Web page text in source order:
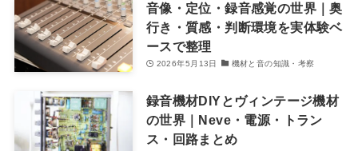
音像・定位・録音感覚の世界｜奥
行き・質感・判断環境を実体験ベ
ースで整理
2026年5月13日 機材と音の知識・考察
録音機材DIYとヴィンテージ機材
の世界｜Neve・電源・トラン
ス・回路まとめ